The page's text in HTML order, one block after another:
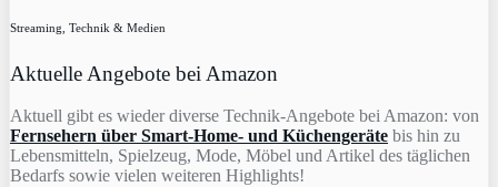
Streaming, Technik & Medien
Aktuelle Angebote bei Amazon
Aktuell gibt es wieder diverse Technik-Angebote bei Amazon: von
Fernsehern über Smart-Home- und Küchengeräte bis hin zu
Lebensmitteln, Spielzeug, Mode, Möbel und Artikel des täglichen
Bedarfs sowie vielen weiteren Highlights!